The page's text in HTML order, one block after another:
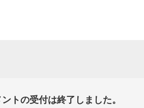
トの受付は終了しました。